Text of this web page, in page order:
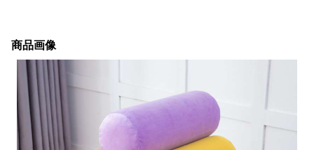
商品画像